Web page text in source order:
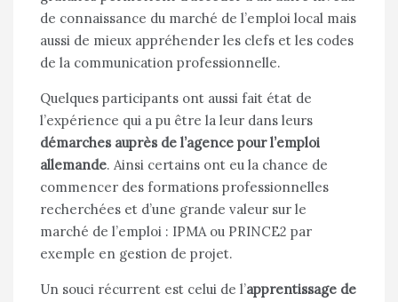
de connaissance du marché de l’emploi local mais
aussi de mieux appréhender les clefs et les codes
de la communication professionnelle.
Quelques participants ont aussi fait état de
l’expérience qui a pu être la leur dans leurs
démarches auprès de l’agence pour l’emploi
allemande. Ainsi certains ont eu la chance de
commencer des formations professionnelles
recherchées et d’une grande valeur sur le
marché de l’emploi : IPMA ou PRINCE2 par
exemple en gestion de projet.
Un souci récurrent est celui de l’apprentissage de